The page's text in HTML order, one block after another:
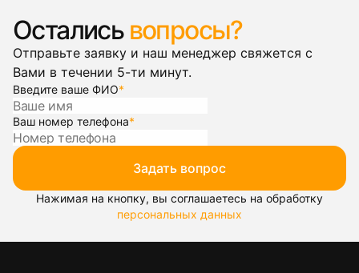
Остались вопросы?
Отправьте заявку и наш менеджер свяжется с
Вами в течении 5-ти минут.
Введите ваше ФИО*
Ваш номер телефона*
Задать вопрос
Нажимая на кнопку, вы соглашаетесь на обработку
персональных данных